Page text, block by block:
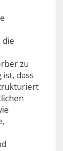
die
zu
ist, dass